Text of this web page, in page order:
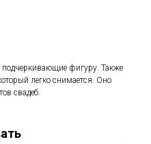
подчеркивающие фигуру. Также
легко снимается. Оно
свадеб.